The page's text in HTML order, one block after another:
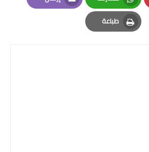
مقالات
مسابقة المجلة
Whatsapp
Email
طباعة
Print